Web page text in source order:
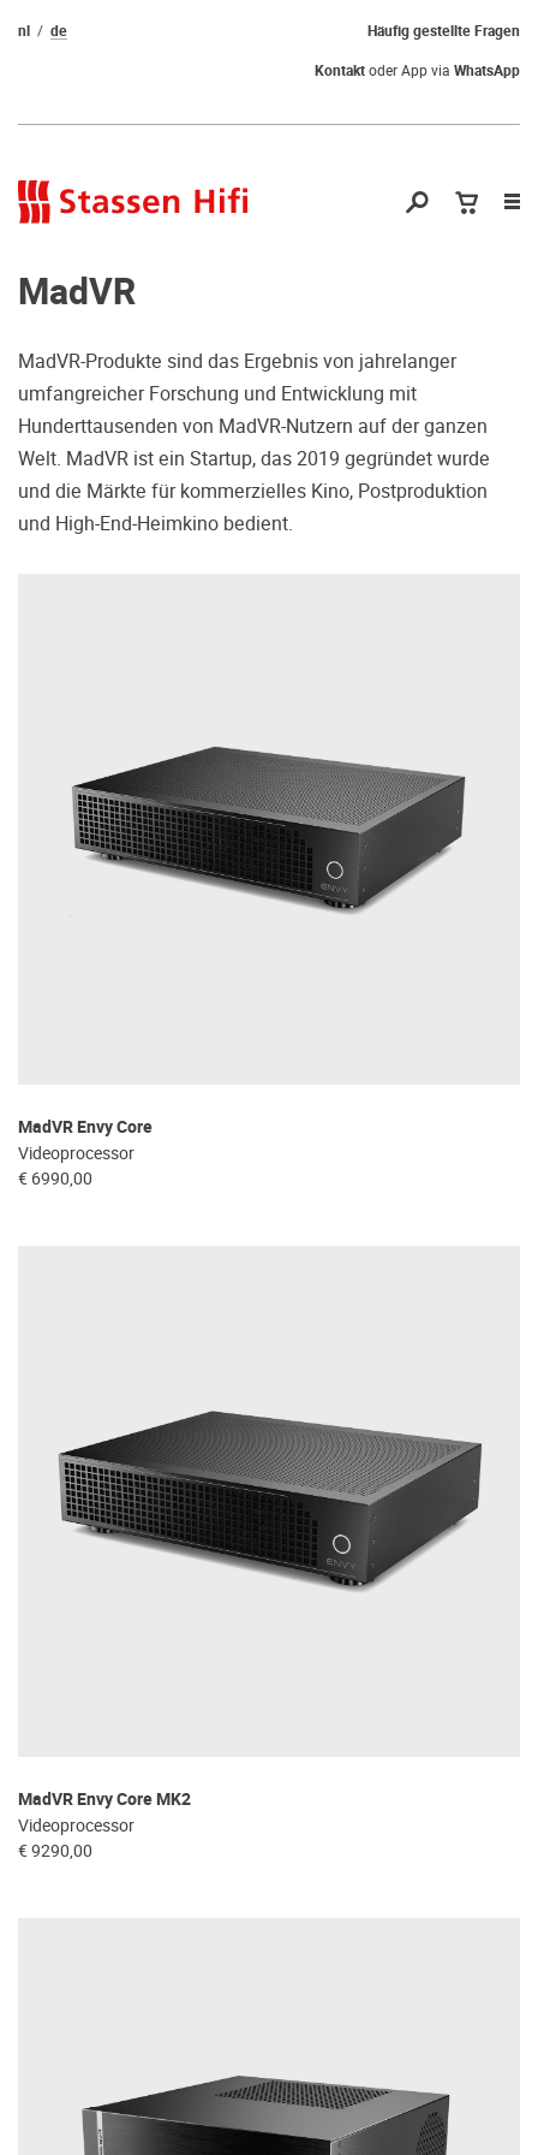
Qual der Wahl?
Warum kommen Sie nicht vorbei und
hören erstmal Probe? Dadurch stellen
Sie sicher, dass Sie die richtige Wahl
haben. Deshalb bieten wir Ihnen die
Möglichkeit, Ihr(e) Wunschgerät(e) ganz
ohne Zeitdruck in unserem Palazzo
Hörschloss Probe zu hören. Nutzen Sie
diese Möglichkeit!
Vereinbaren Sie einen Hörtermin.
Häufig gestellte Fragen
nl
de
Kontaktoder App via WhatsApp
MadVR
MadVR-Produkte sind das Ergebnis von jahrelanger
umfangreicher Forschung und Entwicklung mit
Hunderttausenden von MadVR-Nutzern auf der ganzen
Welt. MadVR ist ein Startup, das 2019 gegründet wurde
und die Märkte für kommerzielles Kino, Postproduktion
und High-End-Heimkino bedient.
MadVR Envy Core
Videoprocessor
€ 6990,00
MadVR Envy Core MK2
Videoprocessor
€ 9290,00